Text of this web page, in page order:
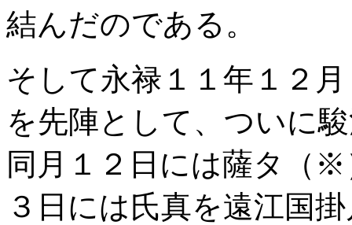
結んだのである。
そして永禄１１年１２
を先陣として、ついに
同月１２日には薩タ（
３日には氏真を遠江国